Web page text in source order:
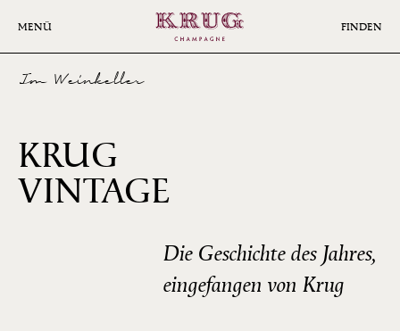
MENÜ FINDEN
Im Weinkeller
KRUG
VINTAGE
Die Geschichte des Jahres,
eingefangen von Krug